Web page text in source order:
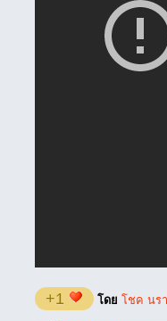
+1 โดย โชค นรา